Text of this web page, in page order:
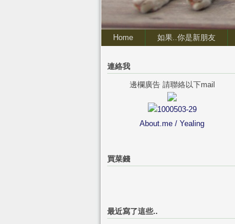
Home 如果..你是新朋友
連絡我
邊欄廣告 請聯絡以下mail
About.me / Yealing
買菜錢
最近寫了這些..